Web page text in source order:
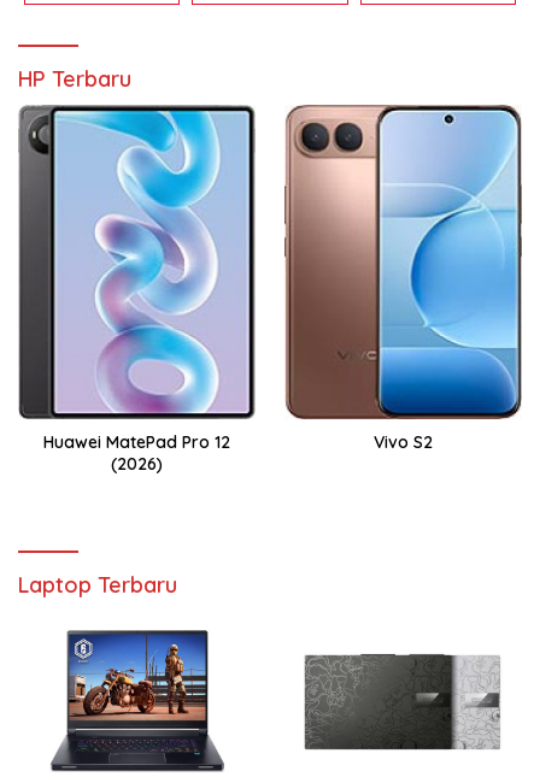
HP Terbaru
Huawei MatePad Pro 12
(2026)
Vivo S2
Laptop Terbaru